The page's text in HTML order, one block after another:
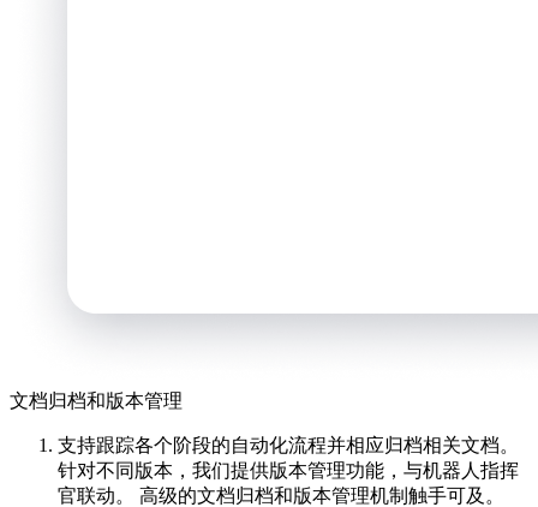
文档归档和版本管理
支持跟踪各个阶段的自动化流程并相应归档相关文档。
针对不同版本，我们提供版本管理功能，与机器人指挥
官联动。 高级的文档归档和版本管理机制触手可及。